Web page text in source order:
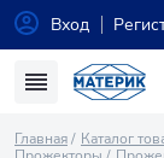
Вход
Главная Каталог